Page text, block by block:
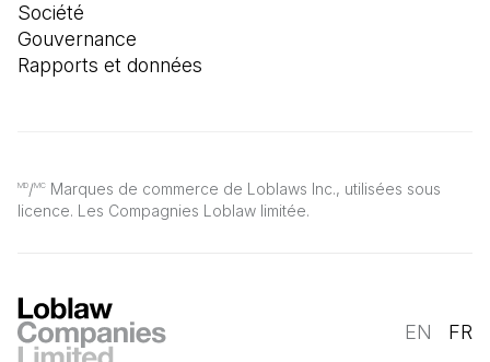
MD/MC Marques de commerce de Loblaws Inc., utilisées sous
licence. Les Compagnies Loblaw limitée.
Société
Gouvernance
Rapports et données
EN FR